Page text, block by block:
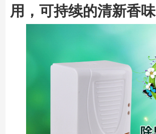
用，可持续的清新香味